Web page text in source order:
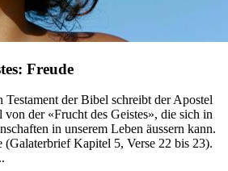
Freude
der Bibel schreibt der Apostel
der «Frucht des Geistes», die sich in
in unserem Leben äussern kann.
(Galaterbrief Kapitel 5, Verse 22 bis 23).